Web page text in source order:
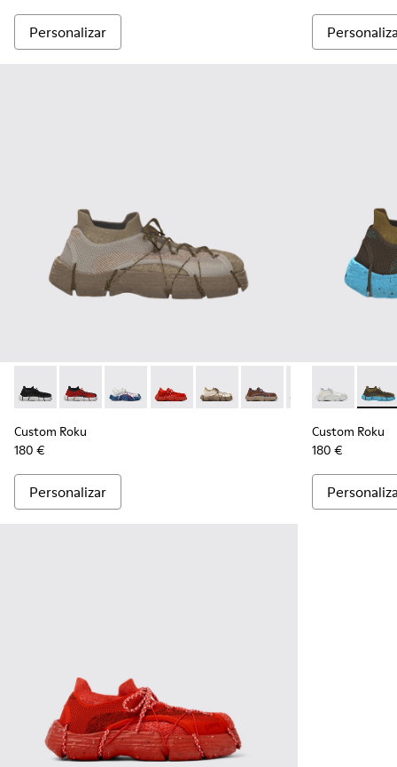
Personalizar
Custom Roku - K100953-999-R005 - Ténis desmontados para
Custom Roku - K100953-999-R003 - Ténis
Custom Roku - K100953-014 - Sapatilhas
Custom Roku - K100953-002 - Ténis
Custom Roku - K100953-008 -
Custom Roku -Custom Roku -
Custom
Custom Roku
180 €
Personalizar
Custom
Custom Roku
180 €